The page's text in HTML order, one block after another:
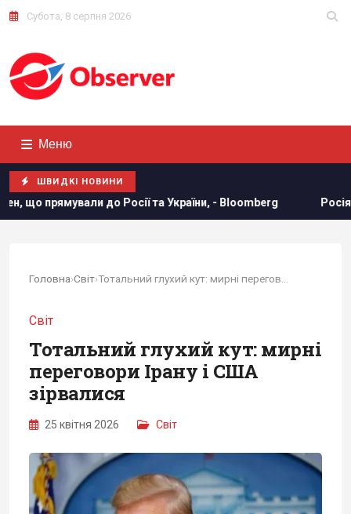
Субота, 8 серпня 2026
Меню
ШВИДКІ НОВИНИ
та України, - Bloomberg Росія готує потужний удар
Головна›Світ›
Світ
Тотальний глухий кут: мирні
переговори Ірану і США
зірвалися
25 квітня 2026 Світ